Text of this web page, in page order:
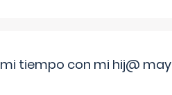
tiempo con mi hij@